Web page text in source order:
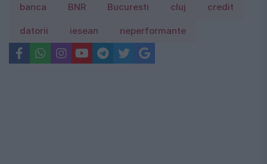
banca BNR Bucuresti cluj credit
datorii iesean neperformante